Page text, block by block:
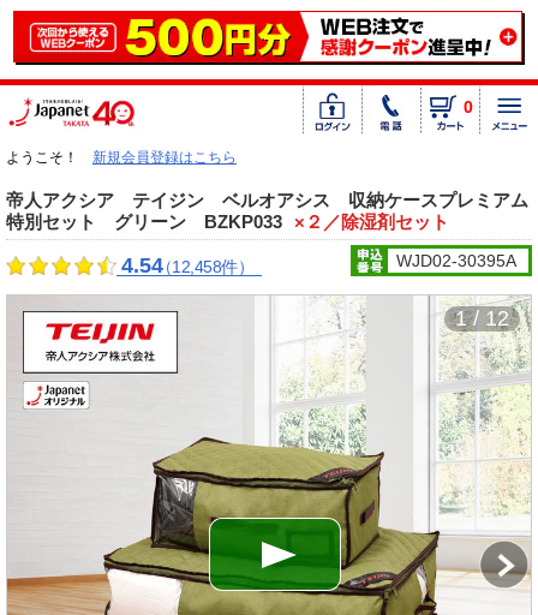
0
ようこそ！ 新規会員登録はこちら
帝人アクシア テイジン ベルオアシス 収納ケースプレミアム
特別セット グリーン BZKP033 ×２／除湿剤セット
4.54（12,458件） WJD02-30395A
1 / 12